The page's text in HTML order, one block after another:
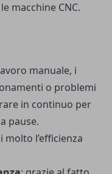
macchine CNC.
manuale, i
o problemi
in continuo per
pause.
l’efficienza